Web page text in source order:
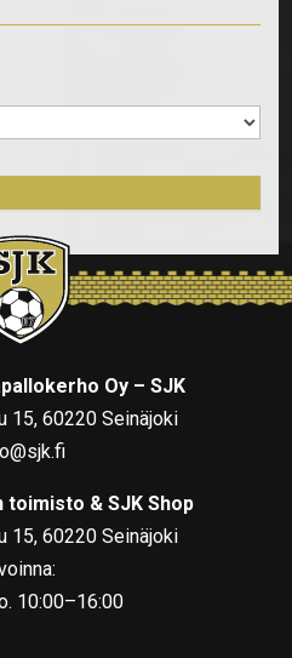
Oy – SJK
15, 60220 Seinäjoki
toimisto & SJK Shop
15, 60220 Seinäjoki
10:00–16:00